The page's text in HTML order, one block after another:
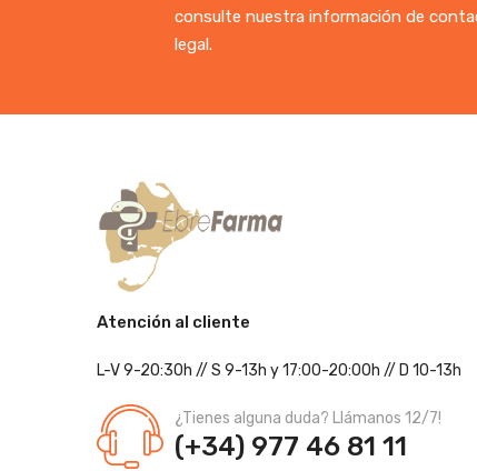
consulte nuestra información de
legal.
Atención al cliente
L-V 9-20:30h // S 9-13h y 17:00-20:00h // D 10-13h
¿Tienes alguna duda? Llámanos 12/7!
(+34) 977 46 81 11